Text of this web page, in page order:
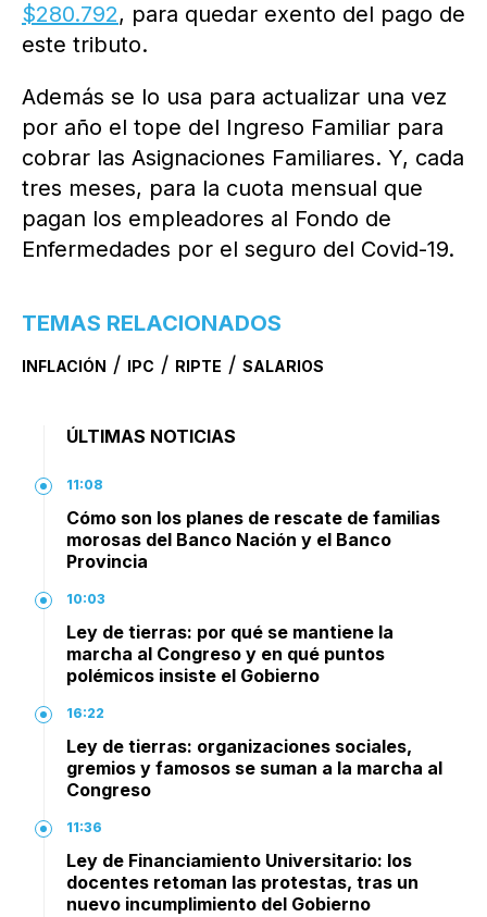
$280.792, para quedar exento del pago de
este tributo.
Además se lo usa para actualizar una vez
por año el tope del Ingreso Familiar para
cobrar las Asignaciones Familiares. Y, cada
tres meses, para la cuota mensual que
pagan los empleadores al Fondo de
Enfermedades por el seguro del Covid-19.
TEMAS RELACIONADOS
INFLACIÓN / IPC / RIPTE / SALARIOS
ÚLTIMAS NOTICIAS
11:08
Cómo son los planes de rescate de familias
morosas del Banco Nación y el Banco
Provincia
10:03
Ley de tierras: por qué se mantiene la
marcha al Congreso y en qué puntos
polémicos insiste el Gobierno
16:22
Ley de tierras: organizaciones sociales,
gremios y famosos se suman a la marcha al
Congreso
11:36
Ley de Financiamiento Universitario: los
docentes retoman las protestas, tras un
nuevo incumplimiento del Gobierno